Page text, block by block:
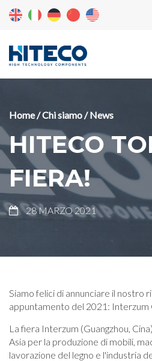
Home/Chi siamo/News
HITECO
FIERA!
28 MARZO 2021
Siamo felici di annunciare il nostro
appuntamento del 2021: Interzum
La fiera Interzum (Guangzhou,
Asia per la produzione di mobili,
lavorazione del legno e l'industria